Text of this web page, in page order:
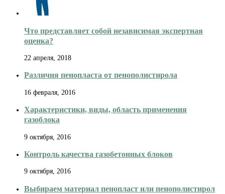
Что представляет собой независимая экспертная
оценка?
22 апреля, 2018
Различия пенопласта от пенополистирола
16 февраля, 2016
Характеристики, виды, область применения
газоблока
9 октября, 2016
Контроль качества газобетонных блоков
9 октября, 2016
Выбираем материал пенопласт или пенополистирол